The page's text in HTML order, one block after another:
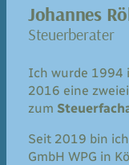
Johannes
Steuerberater
Ich wurde 1994
2016 eine
zum
Seit 2019 bin
GmbH WPG in